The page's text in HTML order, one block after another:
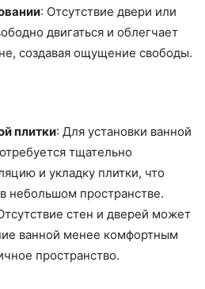
: Отсутствие двери или
двигаться и облегчает
создавая ощущение свободы.
плитки: Для установки ванной
тщательно
и укладку плитки, что
небольшом пространстве.
стен и дверей может
ванной менее комфортным
пространство.